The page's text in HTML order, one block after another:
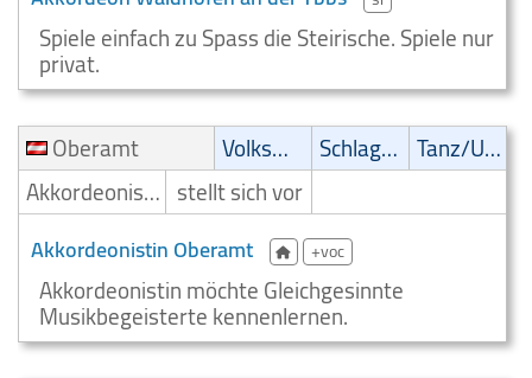
Spiele einfach zu Spass die Steirische. Spiele nur
privat.
Oberamt
Volksmusik Schlager
Tanz/Unterhaltungsmusik
Akkordeonist/Akkordeonspieler stellt sich vor
Akkordeonistin Oberamt +voc
Akkordeonistin möchte Gleichgesinnte
Musikbegeisterte kennenlernen.